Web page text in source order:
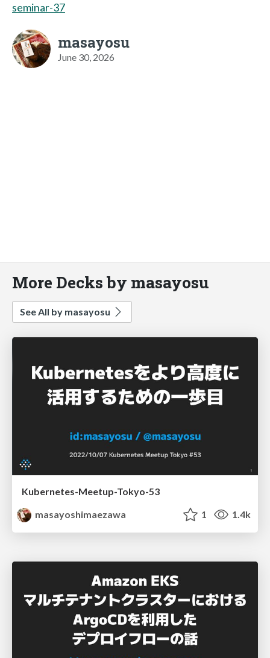
seminar-37
masayosu
June 30, 2026
More Decks by masayosu
See All by masayosu
Kubernetes-Meetup-Tokyo-53
masayoshimaezawa
1 1.4k